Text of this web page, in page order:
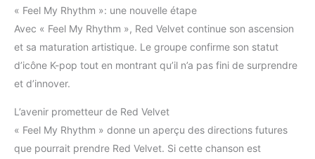
« Feel My Rhythm »: une nouvelle étape
Avec « Feel My Rhythm », Red Velvet continue son ascension
et sa maturation artistique. Le groupe confirme son statut
d’icône K-pop tout en montrant qu’il n’a pas fini de surprendre
et d’innover.
L’avenir prometteur de Red Velvet
« Feel My Rhythm » donne un aperçu des directions futures
que pourrait prendre Red Velvet. Si cette chanson est